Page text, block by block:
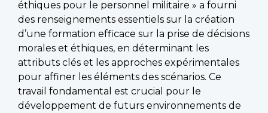
éthiques pour le personnel militaire » a fourni
des renseignements essentiels sur la création
d’une formation efficace sur la prise de décisions
morales et éthiques, en déterminant les
attributs clés et les approches expérimentales
pour affiner les éléments des scénarios. Ce
travail fondamental est crucial pour le
développement de futurs environnements de